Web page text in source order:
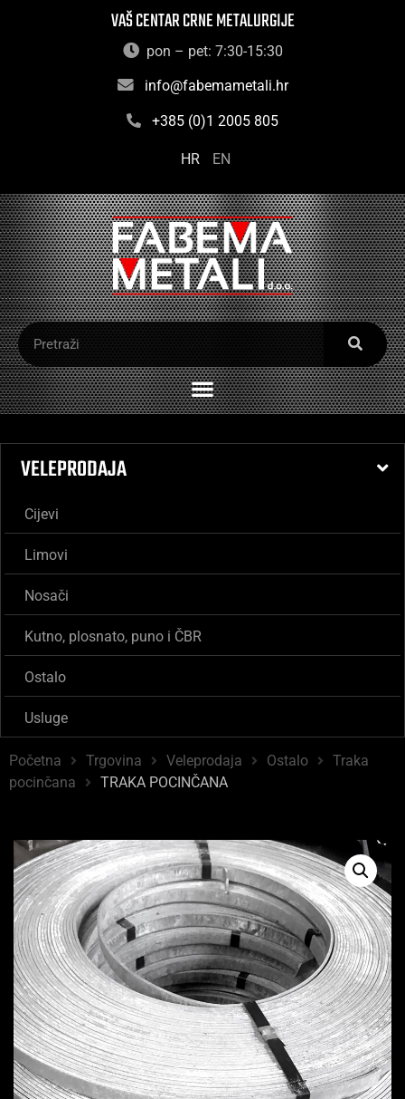
VAŠ CENTAR CRNE METALURGIJE
pon – pet: 7:30-15:30
info@fabemametali.hr
+385 (0)1 2005 805
HR EN
VELEPRODAJA
Cijevi
Limovi
Nosači
Kutno, plosnato, puno i ČBR
Ostalo
Usluge
Početna Trgovina Veleprodaja Ostalo
Traka
pocinčana
TRAKA POCINČANA